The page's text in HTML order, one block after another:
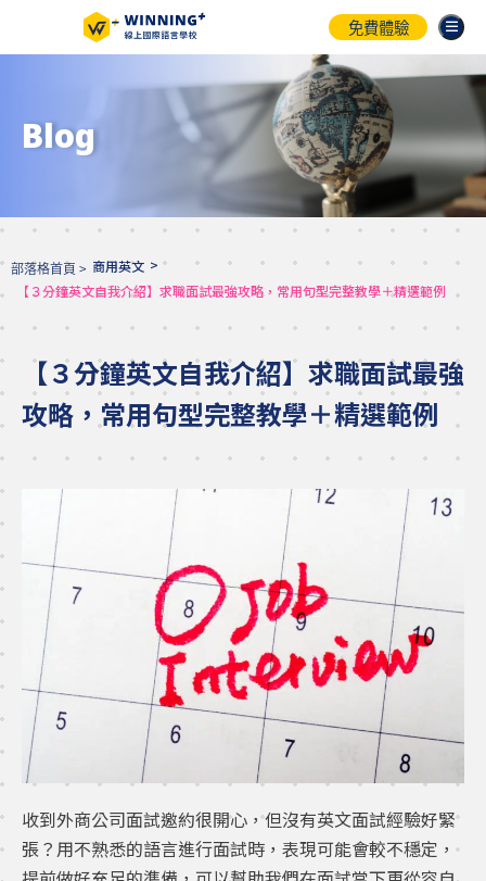
免費體驗
Blog
部落格首頁 > 商用英文 >
【３分鐘英文自我介紹】求職面試最強攻略，常用句型完整教學＋精選範例
【３分鐘英文自我介紹】求職面試最強
攻略，常用句型完整教學＋精選範例
收到外商公司面試邀約很開心，但沒有英文面試經驗好緊
張？用不熟悉的語言進行面試時，表現可能會較不穩定，